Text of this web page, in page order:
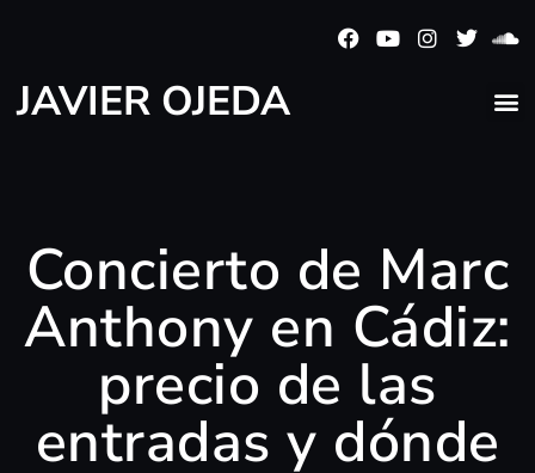
JAVIER OJEDA
Concierto de Marc
Anthony en Cádiz:
precio de las
entradas y dónde